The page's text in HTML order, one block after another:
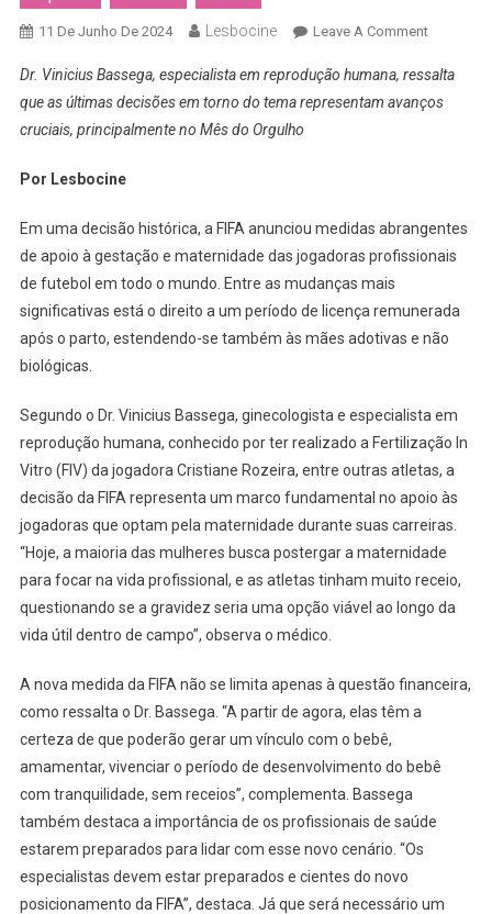
11 De Junho De 2024 Lesbocine Leave A CommentOn
Institui
Licença
Dr. Vinicius Bassega, especialista em reprodução humana, ressalta
que as últimas decisões em torno do tema representam avanços
cruciais, principalmente no Mês do Orgulho
Por Lesbocine
Em uma decisão histórica, a FIFA anunciou medidas abrangentes
de apoio à gestação e maternidade das jogadoras profissionais
de futebol em todo o mundo. Entre as mudanças mais
significativas está o direito a um período de licença remunerada
após o parto, estendendo-se também às mães adotivas e não
biológicas.
Segundo o Dr. Vinicius Bassega, ginecologista e especialista em
reprodução humana, conhecido por ter realizado a Fertilização In
Vitro (FIV) da jogadora Cristiane Rozeira, entre outras atletas, a
decisão da FIFA representa um marco fundamental no apoio às
jogadoras que optam pela maternidade durante suas carreiras.
“Hoje, a maioria das mulheres busca postergar a maternidade
para focar na vida profissional, e as atletas tinham muito receio,
questionando se a gravidez seria uma opção viável ao longo da
vida útil dentro de campo”, observa o médico.
A nova medida da FIFA não se limita apenas à questão financeira,
como ressalta o Dr. Bassega. “A partir de agora, elas têm a
certeza de que poderão gerar um vínculo com o bebê,
amamentar, vivenciar o período de desenvolvimento do bebê
com tranquilidade, sem receios”, complementa. Bassega
também destaca a importância de os profissionais de saúde
estarem preparados para lidar com esse novo cenário. “Os
especialistas devem estar preparados e cientes do novo
posicionamento da FIFA”, destaca. Já que será necessário um